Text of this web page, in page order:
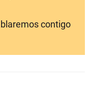
contigo